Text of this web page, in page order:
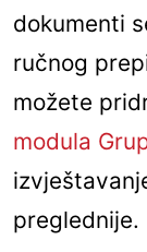
dokumenti
ručnog
možete
modula
preglednije.